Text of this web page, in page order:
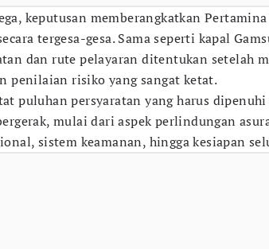
keputusan memberangkatkan
tergesa-gesa. Sama seperti kapal
dan rute pelayaran ditentukan setelah
penilaian risiko yang sangat ketat.
puluhan persyaratan yang harus
mulai dari aspek perlindungan
sistem keamanan, hingga kesiapan